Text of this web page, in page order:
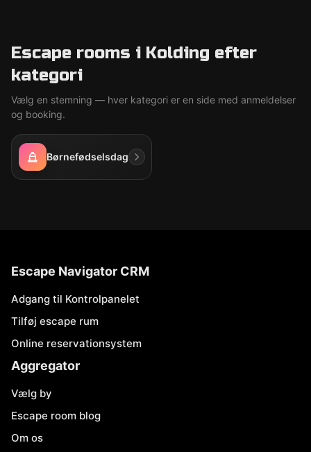
Escape rooms i Kolding efter
kategori
Vælg en stemning — hver kategori er en side med anmeldelser
og booking.
Børnefødselsdag
Escape Navigator CRM
Adgang til Kontrolpanelet
Tilføj escape rum
Online reservationsystem
Aggregator
Vælg by
Escape room blog
Om os